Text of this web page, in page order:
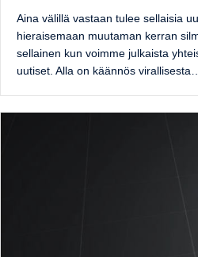
Aina välillä vastaan tulee sellaisia
hieraisemaan muutaman kerran
sellainen kun voimme julkaista
uutiset. Alla on käännös virallisesta…